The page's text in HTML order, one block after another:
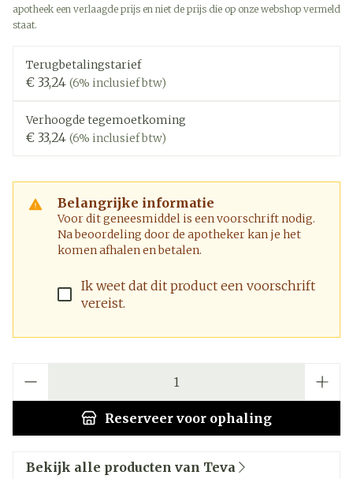
apotheek een verlaagde prijs en niet de prijs die op onze webshop vermeld
staat.
Terugbetalingstarief
€ 33,24 (6% inclusief btw)
Verhoogde tegemoetkoming
€ 33,24 (6% inclusief btw)
Belangrijke informatie
Voor dit geneesmiddel is een voorschrift nodig.
Na beoordeling door de apotheker kan je het
komen afhalen en betalen.
Ik weet dat dit product een voorschrift
vereist.
Reserveer voor ophaling
Bekijk alle producten van Teva